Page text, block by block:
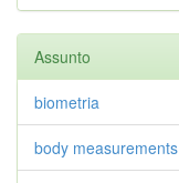
Assunto
biometria
body measurements